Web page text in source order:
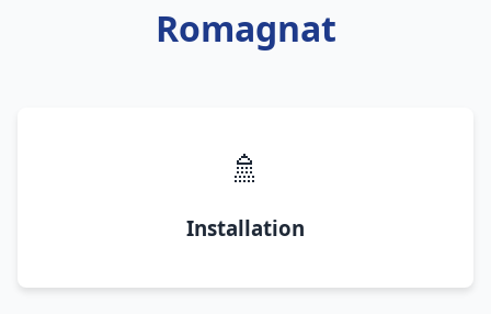
Romagnat
🚿
Installation